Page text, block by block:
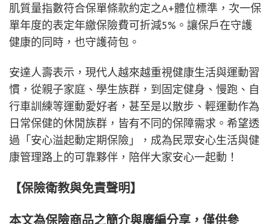
肌質量指數符合保單條款約定之A+體位標準，次一保
單年度的表定年繳保險費可折減5%。讓保戶在守護
健康的同時，也守護荷包。
安達人壽表示，現代人越來越重視健康生活與運動習
慣，從親子家庭、學生族群，到固定健身、慢跑、自
行車訓練等運動愛好者，甚至是以散步、輕運動作為
日常保健的休閒族群，皆有不同的保障需求。希望透
過「安心溢起動定期保險」，成為民眾安心生活與健
康管理路上的可靠夥伴，陪伴大家安心一起動！
【保險衛教與免責聲明】
本文為保險商品之簡介與廣編分享，僅供參